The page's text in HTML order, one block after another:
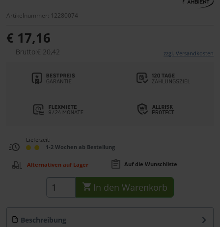
Artikelnummer: 12280074
€ 17,16
Brutto:€ 20,42 zzgl. Versandkosten
Lieferzeit:
1-2 Wochen ab Bestellung
Alternativen auf Lager Auf die Wunschliste
In den Warenkorb
Beschreibung